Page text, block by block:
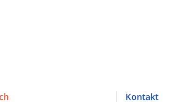
Kontakt